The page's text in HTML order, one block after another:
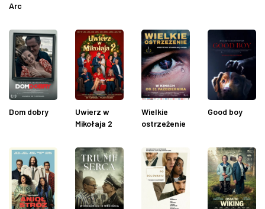
Arc
Dom dobry
Uwierz w
Mikołaja 2
Wielkie
ostrzeżenie
Good boy